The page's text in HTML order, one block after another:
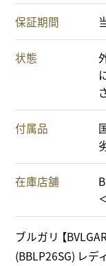
保証期間
状態
付属品
在庫店舗
ブルガリ 【
(BBLP26SG) レデ